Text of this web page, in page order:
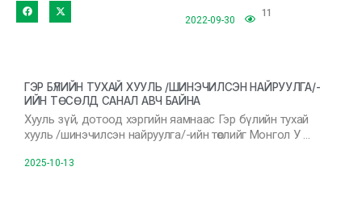
2022-09-30
11
ГЭР БҮЛИЙН ТУХАЙ ХУУЛЬ /ШИНЭЧИЛСЭН НАЙРУУЛГА/-
ИЙН ТӨСӨЛД САНАЛ АВЧ БАЙНА
Хууль зүй, дотоод хэргийн яамнаас Гэр бүлийн тухай
хууль /шинэчилсэн найруулга/-ийн төслийг Монгол У …
2025-10-13